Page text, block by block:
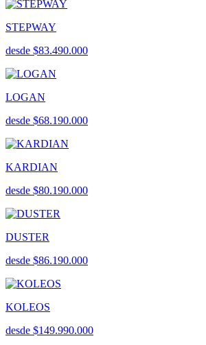
STEPWAY
desde $83.490.000
LOGAN
desde $68.190.000
KARDIAN
desde $80.190.000
DUSTER
desde $86.190.000
KOLEOS
desde $149.990.000